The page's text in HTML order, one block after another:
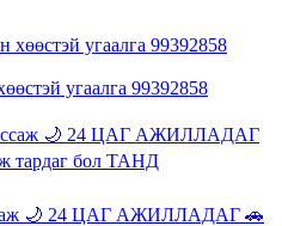
угаалга 99392858
🌙 24 ЦАГ АЖИЛЛАДАГ 🚗